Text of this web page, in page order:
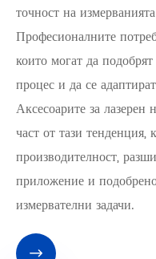
точност на
Професионалните
които могат да
процес и да се
Аксесоарите за
част от тази
производителност,
приложение и
измервателни задачи.
